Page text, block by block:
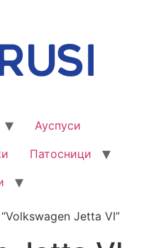
Ауспуси
Патосници
Jetta VI”